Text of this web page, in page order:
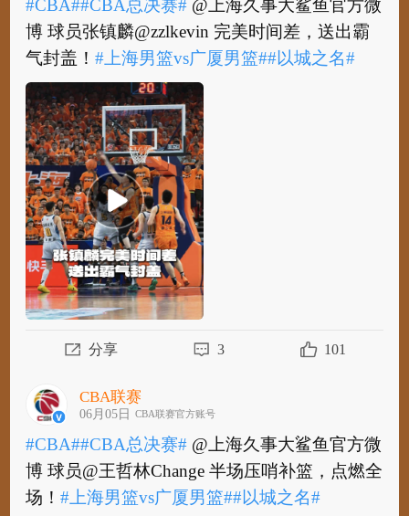
#CBA##CBA总决赛# @上海久事大鲨鱼官方微
博 球员张镇麟@zzlkevin 完美时间差，送出霸
气封盖！#上海男篮vs广厦男篮##以城之名#
#CBA##CBA总决赛#@上海久事大鲨鱼官方微
博 球员张镇麟@zzlkevin 完美时间差，送出霸
气封盖！#上海男篮vs广厦男篮#
分享 3 101
CBA联赛
06月05日 CBA联赛官方账号
#CBA##CBA总决赛# @上海久事大鲨鱼官方微
博 球员@王哲林Change 半场压哨补篮，点燃全
场！#上海男篮vs广厦男篮##以城之名#